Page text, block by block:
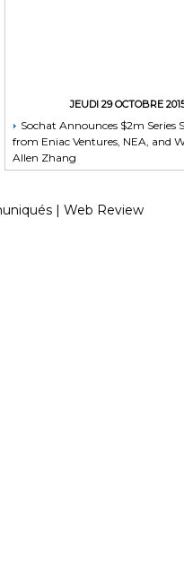
JEUDI 29 OCTOBRE
Sochat Announces $2m Series
from Eniac Ventures, NEA, and
Allen Zhang
| Web Review